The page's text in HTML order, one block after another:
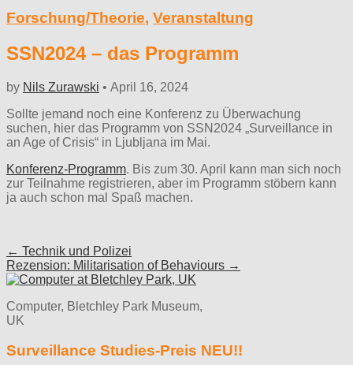
Forschung/Theorie, Veranstaltung
SSN2024 – das Programm
by Nils Zurawski • April 16, 2024
Sollte jemand noch eine Konferenz zu Überwachung
suchen, hier das Programm von SSN2024 „Surveillance in
an Age of Crisis“ in Ljubljana im Mai.
Konferenz-Programm. Bis zum 30. April kann man sich noch
zur Teilnahme registrieren, aber im Programm stöbern kann
ja auch schon mal Spaß machen.
Post
navigation
← Technik und Polizei
Rezension: Militarisation of Behaviours →
Computer, Bletchley Park Museum,
UK
Surveillance Studies-Preis NEU!!